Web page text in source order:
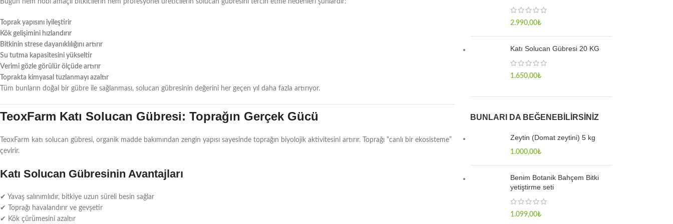
Bugün hem hobi amaçlı bitkicilerin hem profesyonel üreticilerin solucan gübresini tercih etme nedenleri şunlardır:
Toprak yapısını iyileştirir
Kök gelişimini hızlandırır
Bitkinin strese dayanıklılığını artırır
Su tutma kapasitesini yükseltir
Verimi gözle görülür ölçüde artırır
Toprakta kimyasal tuzlanmayı azaltır
Tüm bunların doğal bir gübre ile sağlanması, solucan gübresinin değerini her geçen yıl daha fazla artırıyor.
TeoxFarm Katı Solucan Gübresi: Toprağın Gerçek Gücü
TeoxFarm katı solucan gübresi, organik madde bakımından zengin yapısı sayesinde toprağın biyolojik aktivitesini artırır. Toprağı “canlı bir ekosisteme”
çevirir.
Katı Solucan Gübresinin Avantajları
✔ Yavaş salınımlıdır, bitkiye uzun süreli besin sağlar
✔ Toprağı havalandırır ve gevşetir
✔ Kök çürümesini azaltır
2.990,00₺
Katı Solucan Gübresi 20 KG
1.650,00₺
BUNLARI DA BEĞENEBILIRSINIZ
Zeytin (Domat zeytini) 5 kg
1.000,00₺
Benim Botanik Bahçem Bitki
yetiştirme seti
1.099,00₺